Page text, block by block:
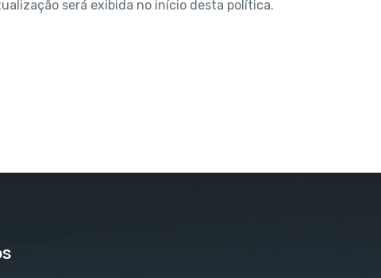
será exibida no início desta política.